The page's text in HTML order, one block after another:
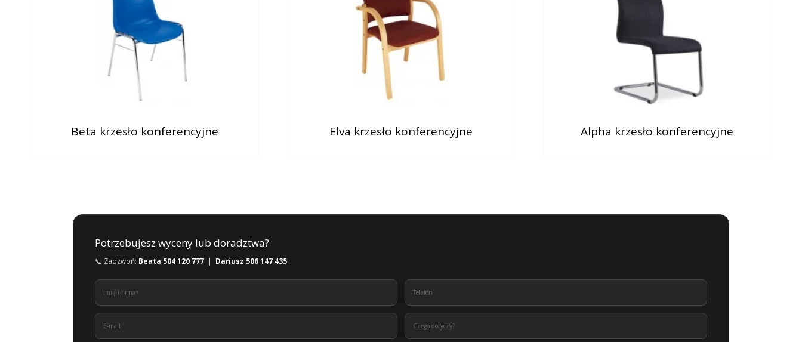
Beta krzesło konferencyjne Elva krzesło konferencyjne Alpha krzesło konferencyjne
Potrzebujesz wyceny lub doradztwa?
📞 Zadzwoń: Beata 504 120 777 | Dariusz 506 147 435